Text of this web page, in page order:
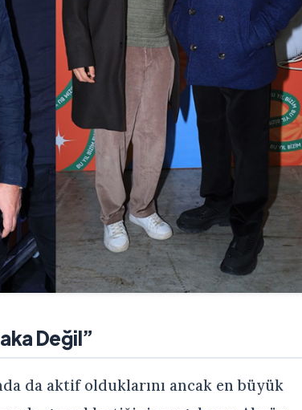
Değil”
da aktif olduklarını ancak en büyük